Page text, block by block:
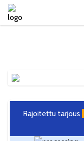
Rajoitettu tarjous